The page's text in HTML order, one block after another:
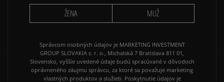
VANS OLD SKOOL VANS SK8
ŽENA MUŽ
Správcom osobných údajov je MARKETING INVESTMENT
GROUP SLOVAKIA s. r. o., Michalská 7 Bratislava 811 01,
Slovensko, vyššie uvedené údaje budú spracúvané v dôvodoch
oprávneného záujmu správcu, za ktoré sa považuje marketing
vlastných produktov a služieb. Poskytnutie údajov je